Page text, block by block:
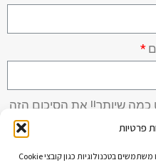
פרטיות
כדי לספק את חוויית השימוש הטובה ביותר, אנו משתמשים בטכנולוגיות כגון קובצי Cookie
כמה שיותר!! את הסיכום הזה
עליו עם הלקוח בפגישה לצורך